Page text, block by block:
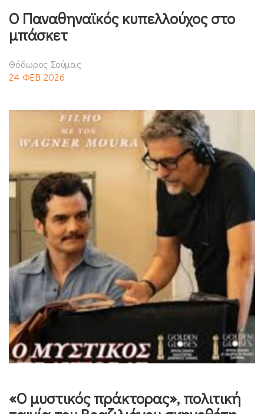
Ο Παναθηναϊκός κυπελλούχος στο
μπάσκετ
Θόδωρος Σούμας
24 ΦΕΒ 2026
«Ο μυστικός πράκτορας», πολιτική